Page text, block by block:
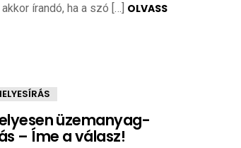
írandó, ha a szó […] OLVASS
üzemanyag-
– Íme a válasz!